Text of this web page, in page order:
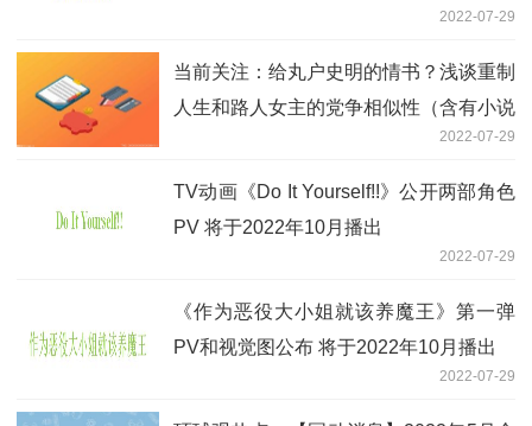
2022-07-29
当前关注：给丸户史明的情书？浅谈重制
人生和路人女主的党争相似性（含有小说
2022-07-29
TV动画《Do It Yourself!!》公开两部角色
PV 将于2022年10月播出
2022-07-29
《作为恶役大小姐就该养魔王》第一弹
PV和视觉图公布 将于2022年10月播出
2022-07-29